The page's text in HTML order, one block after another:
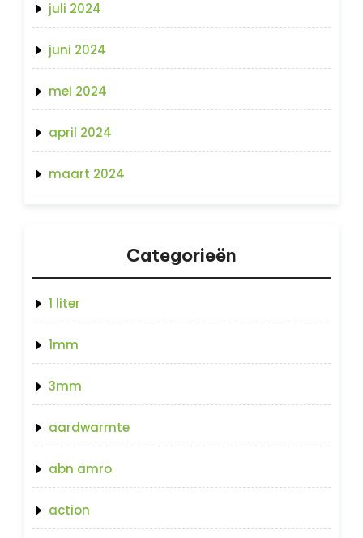
juli 2024
juni 2024
mei 2024
april 2024
maart 2024
Categorieën
1 liter
1mm
3mm
aardwarmte
abn amro
action